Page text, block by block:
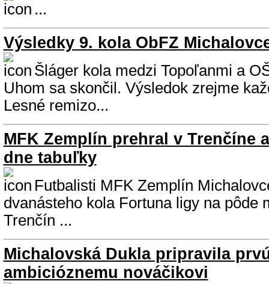
...
Výsledky 9. kola ObFZ
Šláger kola medzi Topoľanmi a
Uhom sa skončil. Výsledok zrejme
Lesné remizo...
MFK Zemplín prehral v Trenčíne
dne tabuľky
Futbalisti MFK Zemplín
dvanásteho kola Fortuna ligy na pôde
Trenčín ...
Michalovská Dukla pripravila
ambicióznemu nováčikovi